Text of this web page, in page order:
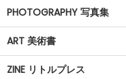
PHOTOGRAPHY 写真集
ART 美術書
ZINE リトルプレス